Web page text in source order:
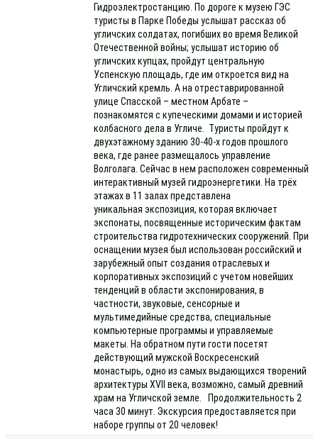
Гидроэлектростанцию. По дороге к музею ГЭС
туристы в Парке Победы услышат рассказ об
угличских солдатах, погибших во время Великой
Отечественной войны; услышат историю об
угличских купцах, пройдут центральную
Успенскую площадь, где им откроется вид на
Угличский кремль. А на отреставрированной
улице Спасской – местном Арбате –
познакомятся с купеческими домами и историей
колбасного дела в Угличе. Туристы пройдут к
двухэтажному зданию 30-40-х годов прошлого
века, где ранее размещалось управление
Волголага. Сейчас в нем расположен современный
интерактивный музей гидроэнергетики. На трёх
этажах в 11 залах представлена
уникальная экспозиция, которая включает
экспонаты, посвященные историческим фактам
строительства гидротехнических сооружений. При
оснащении музея был использован российский и
зарубежный опыт создания отраслевых и
корпоративных экспозиций с учетом новейших
тенденций в области экспонирования, в
частности, звуковые, сенсорные и
мультимедийные средства, специальные
компьютерные программы и управляемые
макеты. На обратном пути гости посетят
действующий мужской Воскресенский
монастырь, одно из самых выдающихся творений
архитектуры XVII века, возможно, самый древний
храм на Угличской земле. Продолжительность 2
часа 30 минут. Экскурсия предоставляется при
наборе группы от 20 человек!